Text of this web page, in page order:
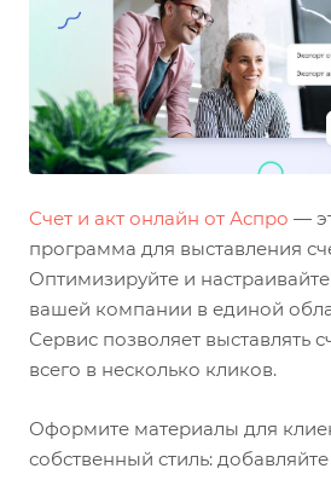
Счет и акт онлайн от Аспро —
программа для выставления
Оптимизируйте и
вашей компании в единой
Сервис позволяет выставлять
всего в несколько кликов.
Оформите материалы для
собственный стиль: